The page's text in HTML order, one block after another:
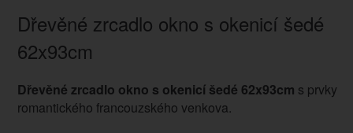
Dřevěné zrcadlo okno s okenicí šedé
62x93cm
Dřevěné zrcadlo okno s okenicí šedé 62x93cm s prvky
romantického francouzského venkova.